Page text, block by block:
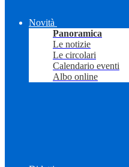
Novità
Panoramica
Le notizie
Le circolari
Calendario eventi
Albo online